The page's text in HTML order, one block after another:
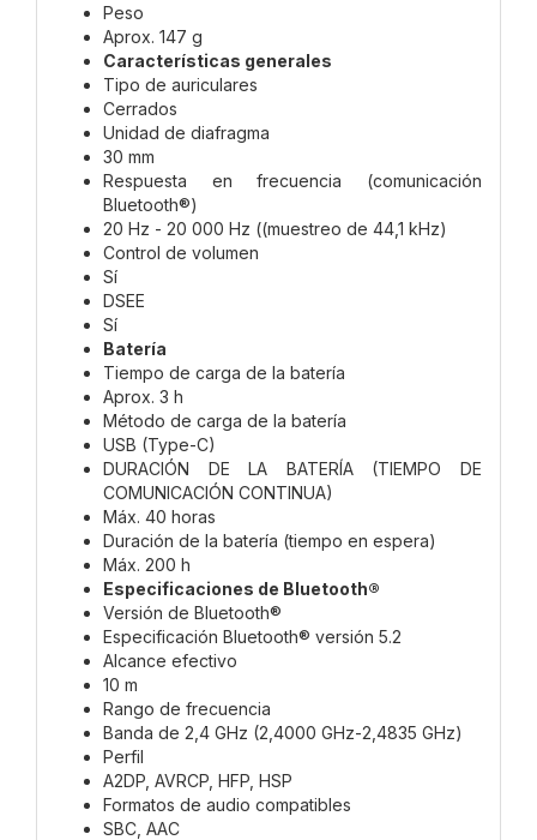
Peso
Aprox. 147 g
Características generales
Tipo de auriculares
Cerrados
Unidad de diafragma
30 mm
Respuesta en frecuencia (comunicación
Bluetooth®)
20 Hz - 20 000 Hz ((muestreo de 44,1 kHz)
Control de volumen
Sí
DSEE
Sí
Batería
Tiempo de carga de la batería
Aprox. 3 h
Método de carga de la batería
USB (Type-C)
DURACIÓN DE LA BATERÍA (TIEMPO DE
COMUNICACIÓN CONTINUA)
Máx. 40 horas
Duración de la batería (tiempo en espera)
Máx. 200 h
Especificaciones de Bluetooth®
Versión de Bluetooth®
Especificación Bluetooth® versión 5.2
Alcance efectivo
10 m
Rango de frecuencia
Banda de 2,4 GHz (2,4000 GHz-2,4835 GHz)
Perfil
A2DP, AVRCP, HFP, HSP
Formatos de audio compatibles
SBC, AAC